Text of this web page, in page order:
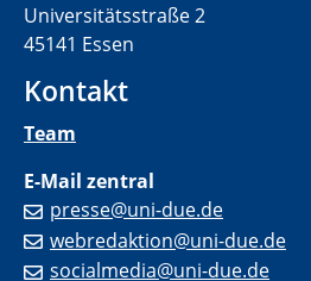
Universitätsstraße 2
45141 Essen
Kontakt
Team
E-Mail zentral
presse@uni-due.de
webredaktion@uni-due.de
socialmedia@uni-due.de